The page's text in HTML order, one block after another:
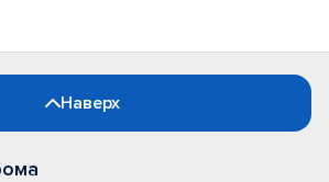
Наверх